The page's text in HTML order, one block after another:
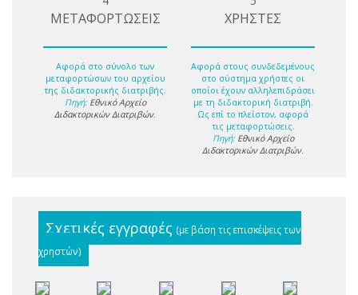
ΜΕΤΑΦΟΡΤΩΣΕΙΣ
Αφορά στο σύνολο των
μεταφορτώσων του αρχείου
της διδακτορικής διατριβής.
Πηγή: Εθνικό Αρχείο
Διδακτορικών Διατριβών.
ΧΡΗΣΤΕΣ
Αφορά στους συνδεδεμένους
στο σύστημα χρήστες οι
οποίοι έχουν αλληλεπιδράσει
με τη διδακτορική διατριβή.
Ως επί το πλείστον, αφορά
τις μεταφορτώσεις.
Πηγή: Εθνικό Αρχείο
Διδακτορικών Διατριβών.
Σχετικές εγγραφές (με βάση τις επισκέψεις των
χρηστών)